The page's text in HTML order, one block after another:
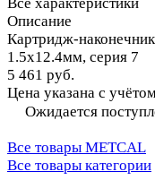
Описание
Картридж-
1.5х12.4мм, серия 7
5 461 руб.
Цена указана с
Ожидается
Все товары METCAL
Все товары категории